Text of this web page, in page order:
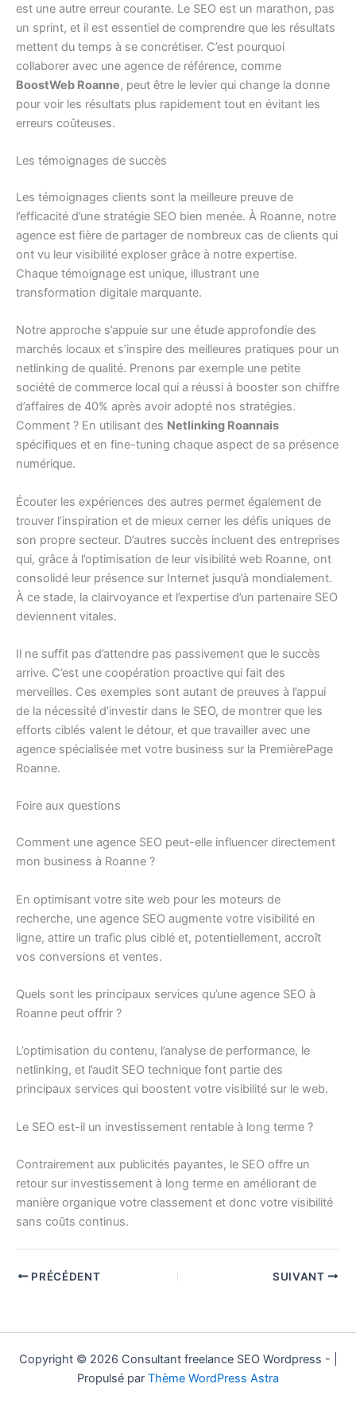
est une autre erreur courante. Le SEO est un marathon, pas
un sprint, et il est essentiel de comprendre que les résultats
mettent du temps à se concrétiser. C’est pourquoi
collaborer avec une agence de référence, comme
BoostWeb Roanne, peut être le levier qui change la donne
pour voir les résultats plus rapidement tout en évitant les
erreurs coûteuses.
Les témoignages de succès
Les témoignages clients sont la meilleure preuve de
l’efficacité d’une stratégie SEO bien menée. À Roanne, notre
agence est fière de partager de nombreux cas de clients qui
ont vu leur visibilité exploser grâce à notre expertise.
Chaque témoignage est unique, illustrant une
transformation digitale marquante.
Notre approche s’appuie sur une étude approfondie des
marchés locaux et s’inspire des meilleures pratiques pour un
netlinking de qualité. Prenons par exemple une petite
société de commerce local qui a réussi à booster son chiffre
d’affaires de 40% après avoir adopté nos stratégies.
Comment ? En utilisant des Netlinking Roannais
spécifiques et en fine-tuning chaque aspect de sa présence
numérique.
Écouter les expériences des autres permet également de
trouver l’inspiration et de mieux cerner les défis uniques de
son propre secteur. D’autres succès incluent des entreprises
qui, grâce à l’optimisation de leur visibilité web Roanne, ont
consolidé leur présence sur Internet jusqu’à mondialement.
À ce stade, la clairvoyance et l’expertise d’un partenaire SEO
deviennent vitales.
Il ne suffit pas d’attendre pas passivement que le succès
arrive. C’est une coopération proactive qui fait des
merveilles. Ces exemples sont autant de preuves à l’appui
de la nécessité d’investir dans le SEO, de montrer que les
efforts ciblés valent le détour, et que travailler avec une
agence spécialisée met votre business sur la PremièrePage
Roanne.
Foire aux questions
Comment une agence SEO peut-elle influencer directement
mon business à Roanne ?
En optimisant votre site web pour les moteurs de
recherche, une agence SEO augmente votre visibilité en
ligne, attire un trafic plus ciblé et, potentiellement, accroît
vos conversions et ventes.
Quels sont les principaux services qu’une agence SEO à
Roanne peut offrir ?
L’optimisation du contenu, l’analyse de performance, le
netlinking, et l’audit SEO technique font partie des
principaux services qui boostent votre visibilité sur le web.
Le SEO est-il un investissement rentable à long terme ?
Contrairement aux publicités payantes, le SEO offre un
retour sur investissement à long terme en améliorant de
manière organique votre classement et donc votre visibilité
sans coûts continus.
PRÉCÉDENT SUIVANT
Copyright © 2026 Consultant freelance SEO Wordpress - |
Propulsé par Thème WordPress Astra